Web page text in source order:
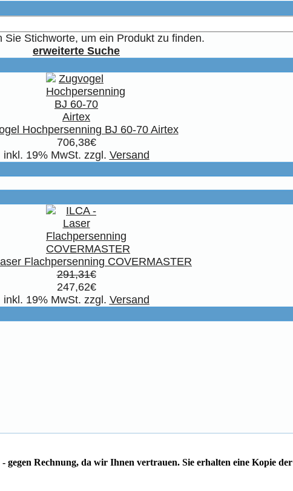
Sie Stichworte, um ein Produkt zu finden.
erweiterte Suche
Hochpersenning BJ 60-70 Airtex
706,38€
inkl. 19% MwSt. zzgl. Versand
Flachpersenning COVERMASTER
291,31€
247,62€
inkl. 19% MwSt. zzgl. Versand
Rechnung, da wir Ihnen vertrauen. Sie erhalten eine Kopie